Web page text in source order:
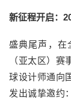
新征程开启：
盛典尾声，在
（亚太区）
球设计师通向
发出诚挚邀约